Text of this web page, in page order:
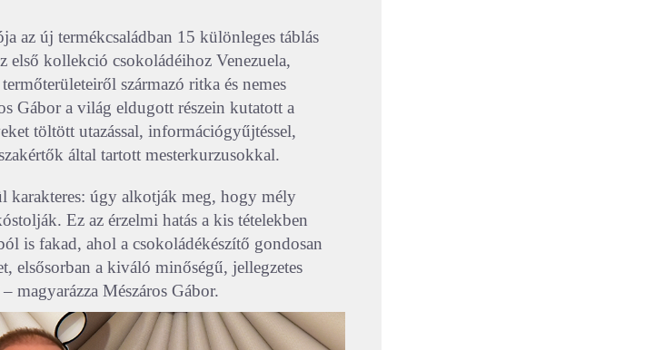
az új termékcsaládban 15 különleges táblás
első kollekció csokoládéihoz Venezuela,
származó ritka és nemes
Gábor a világ eldugott részein kutatott a
töltött utazással, információgyűjtéssel,
által tartott mesterkurzusokkal.
karakteres: úgy alkotják meg, hogy mély
Ez az érzelmi hatás a kis tételekben
is fakad, ahol a csokoládékészítő gondosan
elsősorban a kiváló minőségű, jellegzetes
magyarázza Mészáros Gábor.